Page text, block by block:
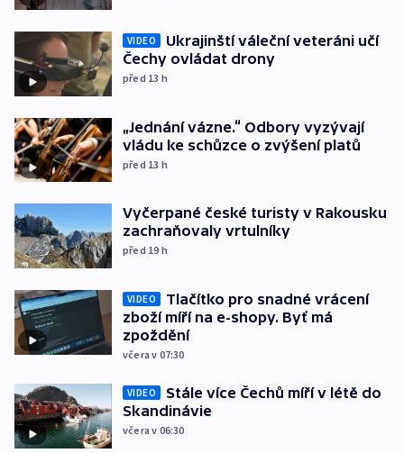
VIDEO
Ukrajinští váleční veteráni učí
Čechy ovládat drony
před 13 h
„Jednání vázne.“ Odbory vyzývají
vládu ke schůzce o zvýšení platů
před 13 h
Vyčerpané české turisty v Rakousku
zachraňovaly vrtulníky
před 19 h
VIDEO
Tlačítko pro snadné vrácení
zboží míří na e-shopy. Byť má
zpoždění
včera v 07:30
VIDEO
Stále více Čechů míří v létě do
Skandinávie
včera v 06:30